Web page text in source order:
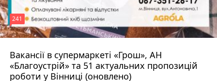
Вакансії в супермаркеті «Грош», АН
«Благоустрій» та 51 актуальних пропозицій
роботи у Вінниці (оновлено)
241
4 серпня 2026 р.